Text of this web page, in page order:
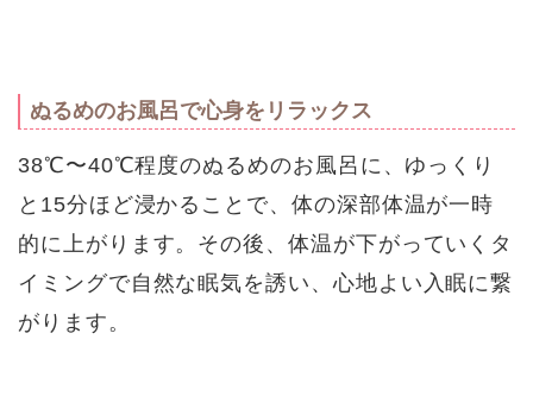
ぬるめのお風呂で心身をリラックス
38℃〜40℃程度のぬるめのお風呂に、ゆっくり
と15分ほど浸かることで、体の深部体温が一時
的に上がります。その後、体温が下がっていくタ
イミングで自然な眠気を誘い、心地よい入眠に繋
がります。